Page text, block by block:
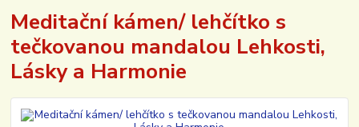
Meditační kámen/ lehčítko s
tečkovanou mandalou Lehkosti,
Lásky a Harmonie